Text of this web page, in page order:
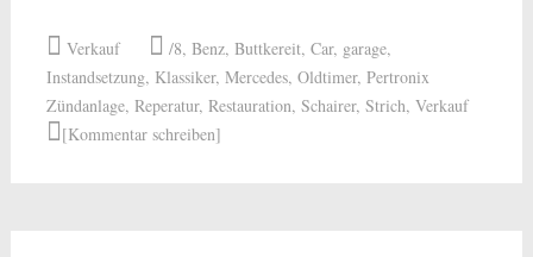
Verkauf /8, Benz, Buttkereit, Car, garage,
Instandsetzung, Klassiker, Mercedes, Oldtimer, Pertronix
Zündanlage, Reperatur, Restauration, Schairer, Strich, Verkauf
[Kommentar schreiben]